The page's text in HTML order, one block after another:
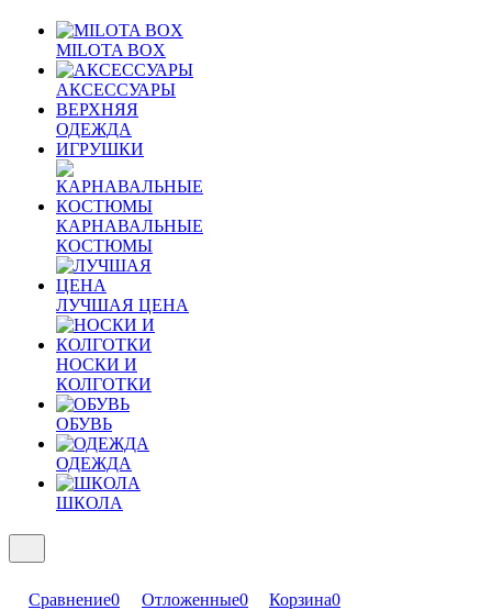
MILOTA BOX
АКСЕССУАРЫ
ВЕРХНЯЯ
ОДЕЖДА
ИГРУШКИ
КАРНАВАЛЬНЫЕ
КОСТЮМЫ
ЛУЧШАЯ ЦЕНА
НОСКИ И
КОЛГОТКИ
ОБУВЬ
ОДЕЖДА
ШКОЛА
Сравнение0 Отложенные0 Корзина0